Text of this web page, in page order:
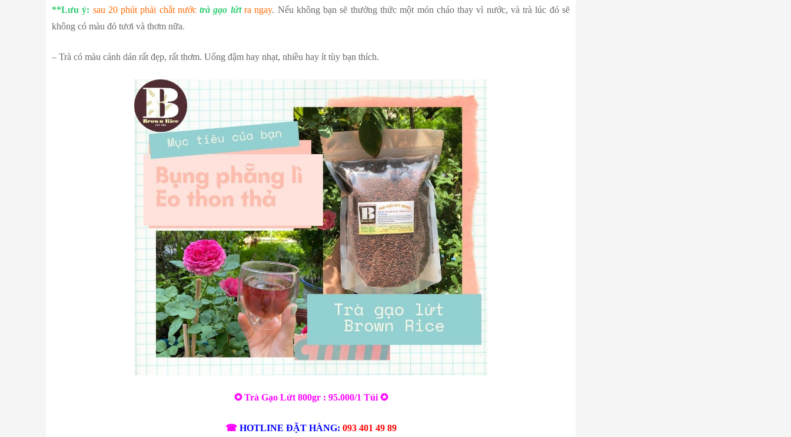
**Lưu ý: sau 20 phút phải chắt nướctrà gạo lứtra ngay. Nếu không bạn sẽ thưởng thức một món cháo thay vì nước, và trà lúc đó sẽ
không có màu đỏ tươi và thơm nữa.
– Trà có màu cánh dán rất đẹp, rất thơm. Uống đậm hay nhạt, nhiều hay ít tùy bạn thích.
✪ Trà Gạo Lứt 800gr : 95.000/1 Túi ✪
☎HOTLINE ĐẶT HÀNG: 093 401 49 89